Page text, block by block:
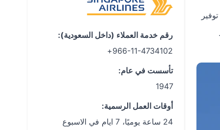
قوية في توفير
رقم خدمة العملاء (داخل السعودية):
966-11-4734102+
تأسست في عام:
1947
أوقات العمل الرسمية:
24 ساعة يوميًا، 7 ايام في الاسبوع